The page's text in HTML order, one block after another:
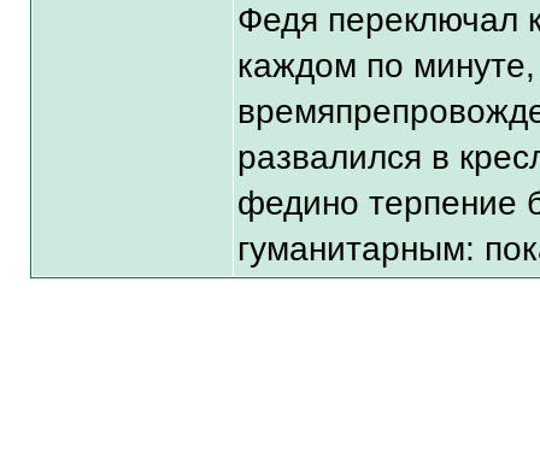
Федя переключал
каждом по минуте,
развалился в
федино терпение
гуманитарным: